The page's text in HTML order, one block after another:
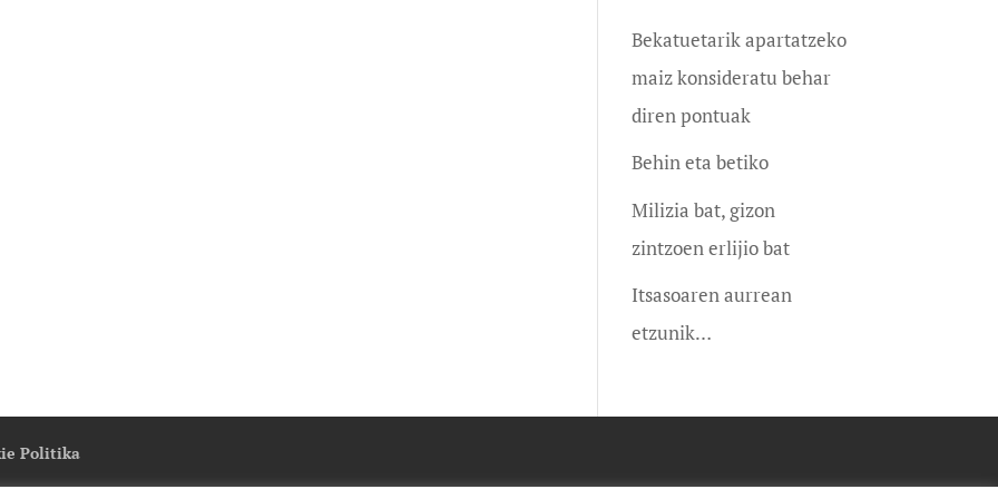
Bekatuetarik apartatzeko
maiz konsideratu behar
diren pontuak
Behin eta betiko
Milizia bat, gizon
zintzoen erlijio bat
Itsasoaren aurrean
etzunik…
Politika